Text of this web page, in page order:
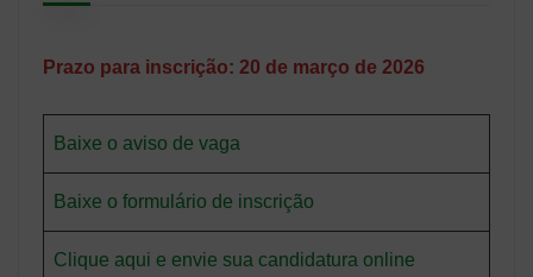
Prazo para inscrição: 20 de março de 2026
Baixe o aviso de vaga
Baixe o formulário de inscrição
Clique aqui e envie sua candidatura online